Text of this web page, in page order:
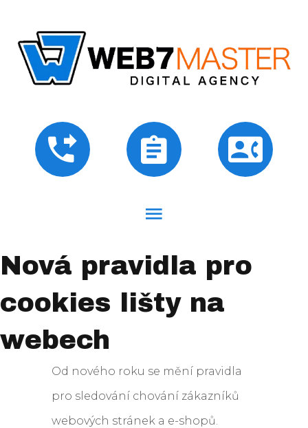
Nová pravidla pro
cookies lišty na
webech
Od nového roku se mění pravidla
pro sledování chování zákazníků
webových stránek a e-shopů.